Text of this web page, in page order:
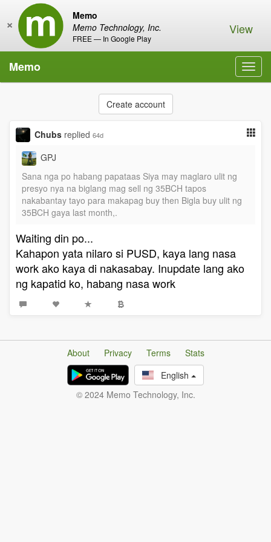
Memo
Memo Technology, Inc.
FREE — In Google Play
× View
Memo
Create account
Chubs replied 64d
GPJ
Sana nga po habang papataas Siya may maglaro ulit ng
presyo nya na biglang mag sell ng 35BCH tapos
nakabantay tayo para makapag buy then Bigla buy ulit ng
35BCH gaya last month,.
Waiting din po...
Kahapon yata nilaro si PUSD, kaya lang nasa
work ako kaya di nakasabay. Inupdate lang ako
ng kapatid ko, habang nasa work
About Privacy Terms
Stats
English
© 2024 Memo Technology, Inc.